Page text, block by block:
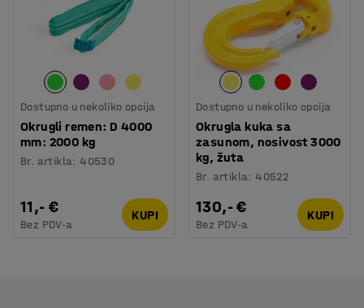
Dostupno u nekoliko opcija
Okrugli remen: D 4000
mm: 2000 kg
Br. artikla: 40530
11,- €
Bez PDV-a
KUPI
Dostupno u nekoliko opcija
Okrugla kuka sa
zasunom, nosivost 3000
kg, žuta
Br. artikla: 40522
130,- €
Bez PDV-a
KUPI